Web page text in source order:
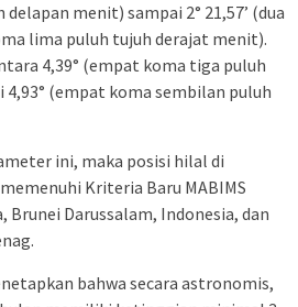
delapan menit) sampai 2° 21,57’ (dua
lima puluh tujuh derajat menit).
4,39° (empat koma tiga puluh
4,93° (empat koma sembilan puluh
ini, maka posisi hilal di
memenuhi Kriteria Baru MABIMS
Brunei Darussalam, Indonesia, dan
.
bahwa secara astronomis,